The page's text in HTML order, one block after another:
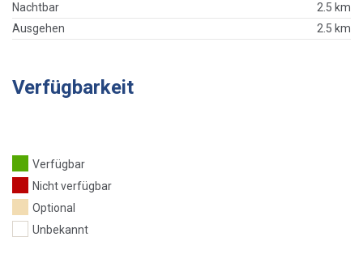
Nachtbar
2.5 km
Ausgehen
2.5 km
Verfügbarkeit
Verfügbar
Nicht verfügbar
Optional
Unbekannt